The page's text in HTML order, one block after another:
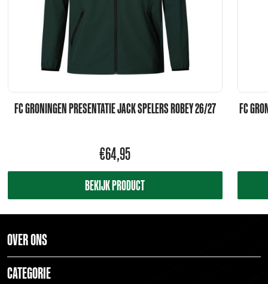
FC GRONINGEN PRESENTATIE JACK SPELERS ROBEY 26/27
€64,95
BEKIJK PRODUCT
FC
OVER ONS
CATEGORIE